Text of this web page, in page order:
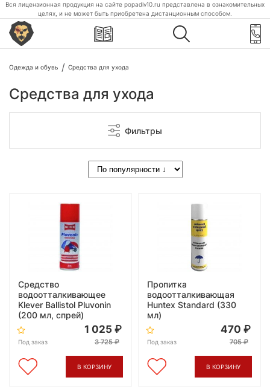
Вся лицензионная продукция на сайте popadiv10.ru представлена в ознакомительных
целях, и не может быть приобретена дистанционным способом.
Одежда и обувь Средства для ухода
Средства для ухода
Фильтры
Средство
водоотталкивающее
Klever Ballistol Pluvonin
(200 мл, спрей)
Под заказ
1 025
3 725
В КОРЗИНУ
Пропитка
водоотталкивающая
Huntex Standard (330
мл)
Под заказ
470
705
В КОРЗИНУ